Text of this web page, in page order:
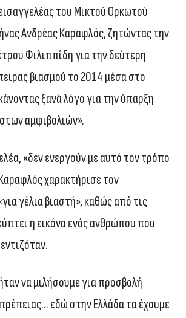
του Μικτού Ορκωτού
Ανδρέας Καραφλός, ζητώντας την
Φιλιππίδη για την δεύτερη
βιασμού το 2014 μέσα στο
ξανά λόγο για την ύπαρξη
αμφιβολιών».
«δεν ενεργούν με αυτό τον τρόπο
χαρακτήρισε τον
γέλια βιαστή», καθώς από τις
η εικόνα ενός ανθρώπου που
να μιλήσουμε για προσβολή
εδώ στην Ελλάδα τα έχουμε